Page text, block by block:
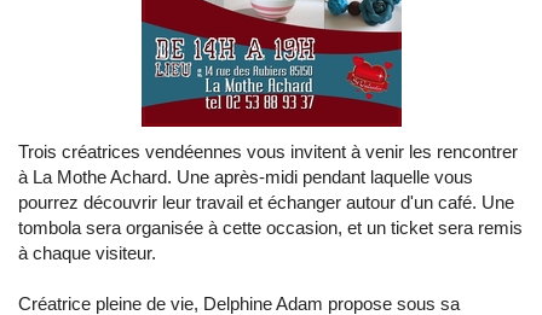
Trois créatrices vendéennes vous invitent à venir les rencontrer
à La Mothe Achard. Une après-midi pendant laquelle vous
pourrez découvrir leur travail et échanger autour d'un café. Une
tombola sera organisée à cette occasion, et un ticket sera remis
à chaque visiteur.
Créatrice pleine de vie, Delphine Adam propose sous sa